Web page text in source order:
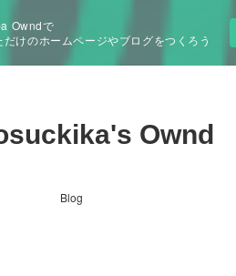
Owndで
だけのホームページやブログをつくろう
Ownd
Blog